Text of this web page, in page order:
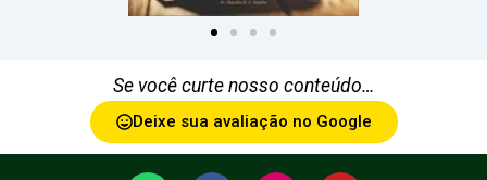
Se você curte nosso conteúdo…
Deixe sua avaliação no Google